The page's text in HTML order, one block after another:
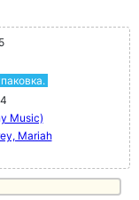
Music)
Mariah